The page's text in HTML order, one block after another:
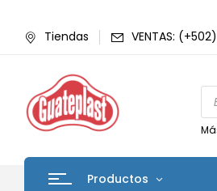
Tiendas VENTAS:
Productos